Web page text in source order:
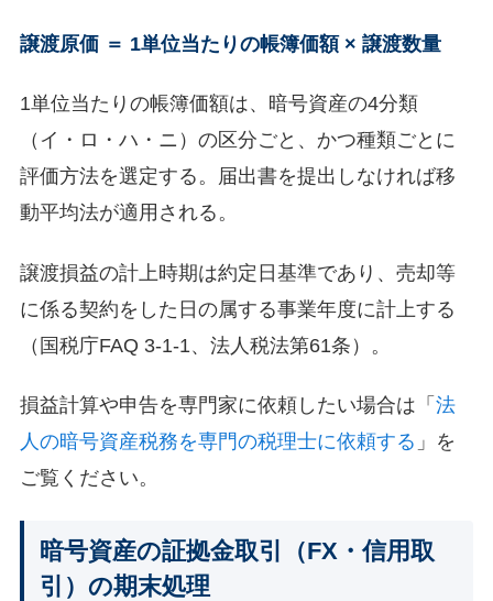
譲渡原価 ＝ 1単位当たりの帳簿価額 × 譲渡数量
1単位当たりの帳簿価額は、暗号資産の4分類
（イ・ロ・ハ・ニ）の区分ごと、かつ種類ごとに
評価方法を選定する。届出書を提出しなければ移
動平均法が適用される。
譲渡損益の計上時期は約定日基準であり、売却等
に係る契約をした日の属する事業年度に計上する
（国税庁FAQ 3-1-1、法人税法第61条）。
損益計算や申告を専門家に依頼したい場合は「 法
人の暗号資産税務を専門の税理士に依頼する 」を
ご覧ください。
暗号資産の証拠金取引（FX・信用取
引）の期末処理